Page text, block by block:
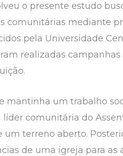
o presente estudo
comunitárias mediante
pela Universidade
realizadas
mantinha um trabalho
comunitária do
terreno aberto.
de uma igreja para as